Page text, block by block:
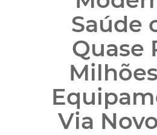
Saúde
Quase
Via